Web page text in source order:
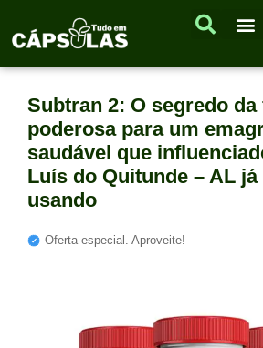
Subtran 2: O segredo
poderosa para um
saudável que
Luís do Quitunde – AL já
usando
Oferta especial. Aproveite!